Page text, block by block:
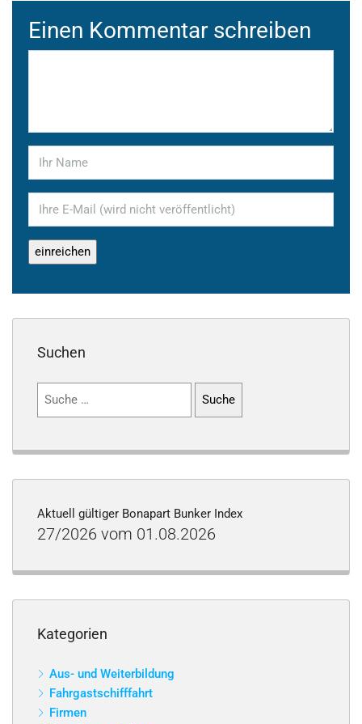
Einen Kommentar schreiben
Suchen
Suchen
Aktuell gültiger Bonapart Bunker Index
27/2026 vom 01.08.2026
Kategorien
Aus- und Weiterbildung
Fahrgastschifffahrt
Firmen